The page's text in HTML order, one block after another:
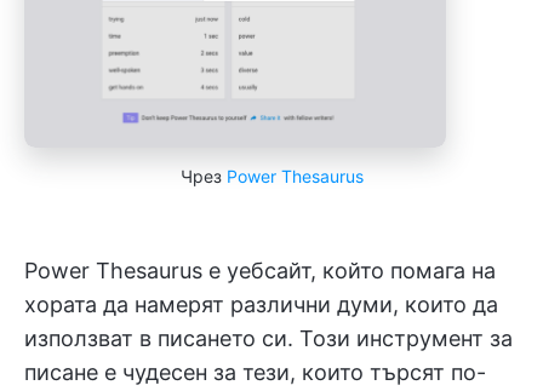
Чрез Power Thesaurus
Power Thesaurus е уебсайт, който помага на
хората да намерят различни думи, които да
използват в писането си. Този инструмент за
писане е чудесен за тези, които търсят по-